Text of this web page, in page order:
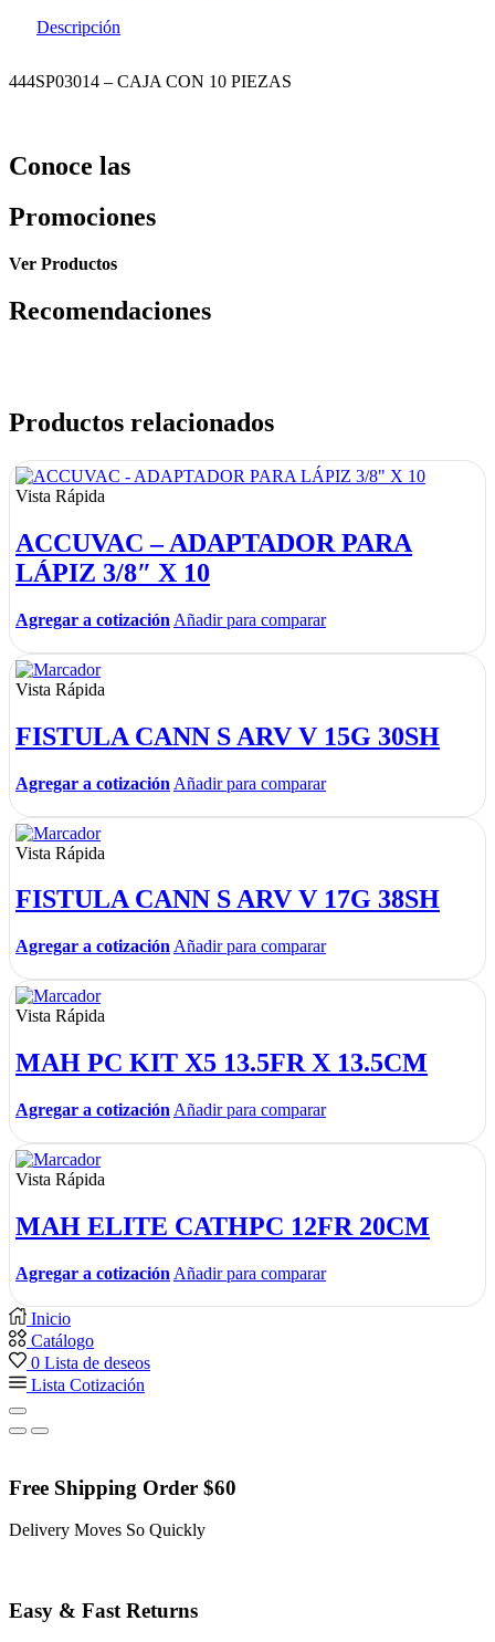
Descripción
444SP03014 – CAJA CON 10 PIEZAS
Conoce las
Promociones
Ver Productos
Recomendaciones
Productos relacionados
Vista Rápida
ACCUVAC – ADAPTADOR PARA
LÁPIZ 3/8″ X 10
Agregar a cotización Añadir para comparar
Vista Rápida
FISTULA CANN S ARV V 15G 30SH
Agregar a cotización Añadir para comparar
Vista Rápida
FISTULA CANN S ARV V 17G 38SH
Agregar a cotización Añadir para comparar
Vista Rápida
MAH PC KIT X5 13.5FR X 13.5CM
Agregar a cotización Añadir para comparar
Vista Rápida
MAH ELITE CATHPC 12FR 20CM
Agregar a cotización Añadir para comparar
Inicio
Catálogo
0 Lista de deseos
Lista Cotización
Free Shipping Order $60
Delivery Moves So Quickly
Easy & Fast Returns